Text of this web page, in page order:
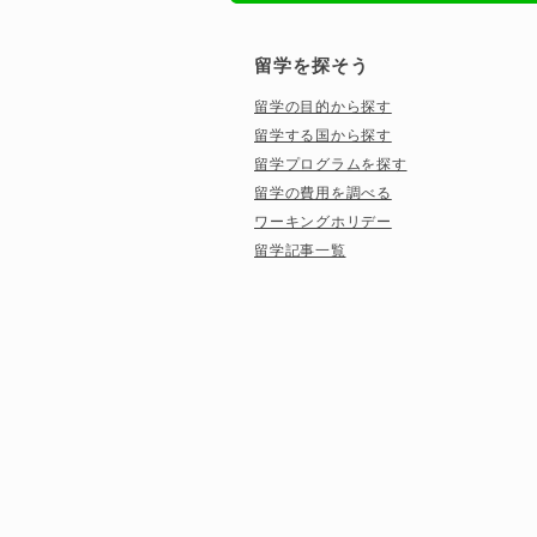
留学を探そう
留学の目的から探す
留学する国から探す
留学プログラムを探す
留学の費用を調べる
ワーキングホリデー
留学記事一覧